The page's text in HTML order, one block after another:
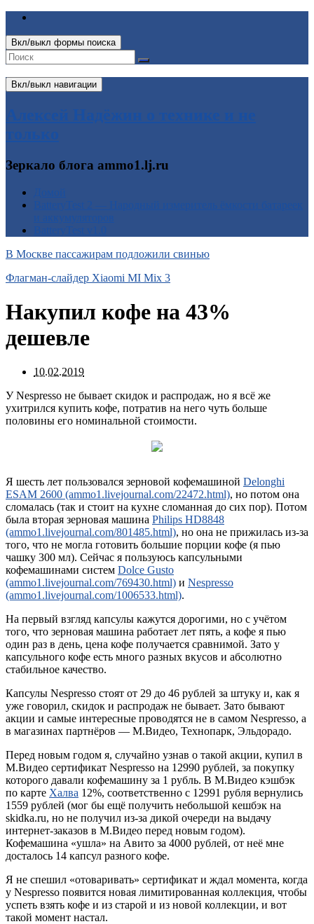
Вкл/выкл формы поиска
Вкл/выкл навигации
Алексей Надёжин о технике и не
только
Зеркало блога ammo1.lj.ru
В Москве пассажирам подложили свинью
Флагман-слайдер Xiaomi MI Mix 3
Накупил кофе на 43%
дешевле
10.02.2019
У Nespresso не бывает скидок и распродаж, но я всё же
ухитрился купить кофе, потратив на него чуть больше
половины его номинальной стоимости.
Я шесть лет пользовался зерновой кофемашиной Delonghi
ESAM 2600 (ammo1.livejournal.com/22472.html), но потом она
сломалась (так и стоит на кухне сломанная до сих пор). Потом
была вторая зерновая машина Philips HD8848
(ammo1.livejournal.com/801485.html), но она не прижилась из-за
того, что не могла готовить большие порции кофе (я пью
чашку 300 мл). Сейчас я пользуюсь капсульными
кофемашинами систем Dolce Gusto
(ammo1.livejournal.com/769430.html) и Nespresso
(ammo1.livejournal.com/1006533.html).
На первый взгляд капсулы кажутся дорогими, но с учётом
того, что зерновая машина работает лет пять, а кофе я пью
один раз в день, цена кофе получается сравнимой. Зато у
капсульного кофе есть много разных вкусов и абсолютно
стабильное качество.
Капсулы Nespresso стоят от 29 до 46 рублей за штуку и, как я
уже говорил, скидок и распродаж не бывает. Зато бывают
акции и самые интересные проводятся не в самом Nespresso, а
в магазинах партнёров — М.Видео, Технопарк, Эльдорадо.
Перед новым годом я, случайно узнав о такой акции, купил в
М.Видео сертификат Nespresso на 12990 рублей, за покупку
которого давали кофемашину за 1 рубль. В М.Видео кэшбэк
по карте Халва 12%, соответственно с 12991 рубля вернулись
1559 рублей (мог бы ещё получить небольшой кешбэк на
skidka.ru, но не получил из-за дикой очереди на выдачу
интернет-заказов в М.Видео перед новым годом).
Кофемашина «ушла» на Авито за 4000 рублей, от неё мне
досталось 14 капсул разного кофе.
Я не спешил «отоваривать» сертификат и ждал момента, когда
у Nespresso появится новая лимитированная коллекция, чтобы
успеть взять кофе и из старой и из новой коллекции, и вот
такой момент настал.